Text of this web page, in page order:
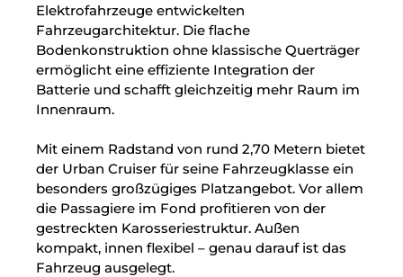
Elektrofahrzeuge entwickelten
Fahrzeugarchitektur. Die flache
Bodenkonstruktion ohne klassische Querträger
ermöglicht eine effiziente Integration der
Batterie und schafft gleichzeitig mehr Raum im
Innenraum.
Mit einem Radstand von rund 2,70 Metern bietet
der Urban Cruiser für seine Fahrzeugklasse ein
besonders großzügiges Platzangebot. Vor allem
die Passagiere im Fond profitieren von der
gestreckten Karosseriestruktur. Außen
kompakt, innen flexibel – genau darauf ist das
Fahrzeug ausgelegt.